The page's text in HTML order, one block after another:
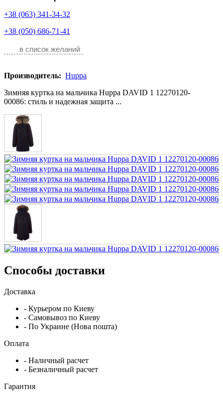
+38 (063) 341-34-32
+38 (050) 686-71-41
в список желаний
Производитель: Huppa
Зимняя куртка на мальчика Huppa DAVID 1 12270120-
00086: cтиль и надежная защита ...
Способы доставки
Доставка
- Курьером по Киеву
- Самовывоз по Киеву
- По Украине (Нова пошта)
Оплата
- Наличный расчет
- Безналичный расчет
Гарантия